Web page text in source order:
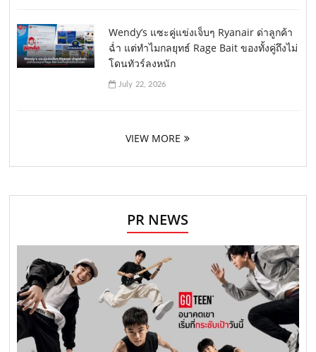
Wendy’s แซะคู่แข่งเจ็บๆ Ryanair ด่าลูกค้า
ฉ่ำ แต่ทำไมกลยุทธ์ Rage Bait ของทั้งคู่ถึงไม่
โดนทัวร์ลงหนัก
July 22, 2026
VIEW MORE
PR NEWS